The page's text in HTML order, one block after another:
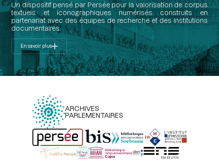
Un dispositif pensé par Persée pour la valorisation de corpus
textuels et iconographiques numérisés construits en
partenariat avec des équipes de recherche et des institutions
documentaires.
En savoir plus
ARCHIVES
PARLEMENTAIRES